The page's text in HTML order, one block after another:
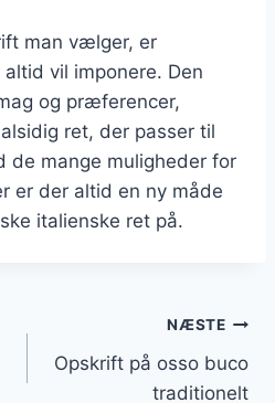
man vælger, er
vil imponere. Den
og præferencer,
ret, der passer til
de mange muligheder for
er der altid en ny måde
italienske ret på.
NÆSTE
Opskrift på osso buco
traditionelt